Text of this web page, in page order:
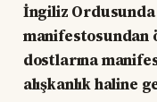
İngiliz Ordusunda
manifestosundan
dostlarına
alışkanlık haline